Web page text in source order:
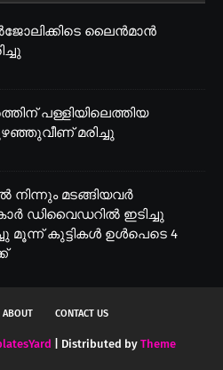
ലൈൻമാൻ
പള്ളിയിലെത്തിയ
മരിച്ചു
നിന്നും മടങ്ങിയവർ
ഡിവൈഡറിൽ ഇടിച്ചു
മൂന്ന് കുട്ടികൾ ഉൾപെടെ 4
ABOUT CONTACT US
| Distributed by Theme